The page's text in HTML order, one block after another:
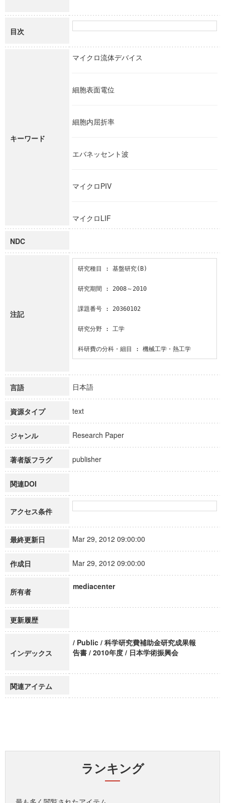
目次
キーワード
マイクロ流体デバイス
細胞表面電位
細胞内屈折率
エバネッセント波
マイクロPIV
マイクロLIF
NDC
注記
研究種目 : 基盤研究(B)
研究期間 : 2008～2010
課題番号 : 20360102
研究分野 : 工学
科研費の分科・細目 : 機械工学・熱工学
言語 日本語
資源タイプ text
ジャンル Research Paper
著者版フラグ publisher
関連DOI
アクセス条件
最終更新日 Mar 29, 2012 09:00:00
作成日 Mar 29, 2012 09:00:00
所有者
mediacenter
更新履歴
インデックス
/ Public / 科学研究費補助金研究成果報
告書 / 2010年度 / 日本学術振興会
関連アイテム
ランキング